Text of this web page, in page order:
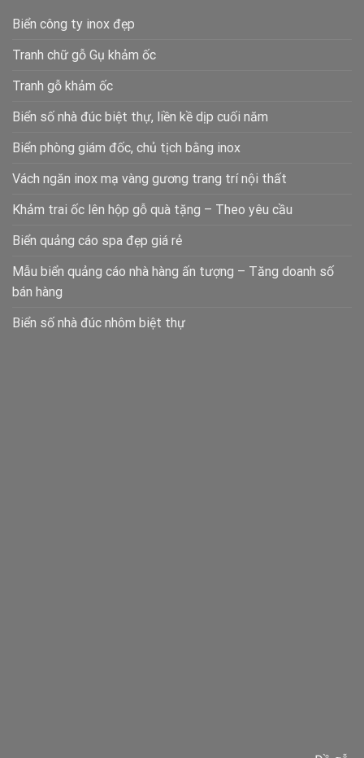
Biển công ty inox đẹp
Tranh chữ gỗ Gụ khảm ốc
Tranh gỗ khảm ốc
Biển số nhà đúc biệt thự, liền kề dịp cuối năm
Biển phòng giám đốc, chủ tịch bằng inox
Vách ngăn inox mạ vàng gương trang trí nội thất
Khảm trai ốc lên hộp gỗ quà tặng – Theo yêu cầu
Biển quảng cáo spa đẹp giá rẻ
Mẫu biển quảng cáo nhà hàng ấn tượng – Tăng doanh số
bán hàng
Biển số nhà đúc nhôm biệt thự